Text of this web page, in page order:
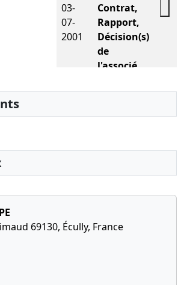
03-
07-
2001
Contrat,
Rapport,
Décision(s)
de
l'associé
Statuts
modification
social
22-
2001
Acte sous
privé,
69130, Écully, France